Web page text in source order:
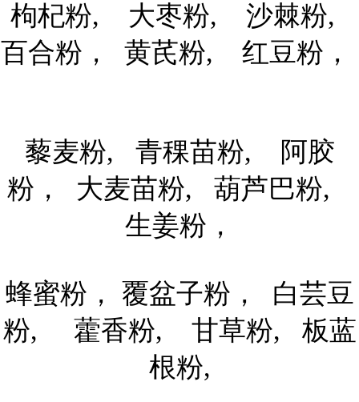
枸杞粉, 大枣粉, 沙棘粉,
百合粉， 黄芪粉, 红豆粉，
藜麦粉, 青稞苗粉, 阿胶
粉， 大麦苗粉, 葫芦巴粉,
生姜粉，
蜂蜜粉， 覆盆子粉， 白芸豆
粉, 藿香粉, 甘草粉, 板蓝
根粉,